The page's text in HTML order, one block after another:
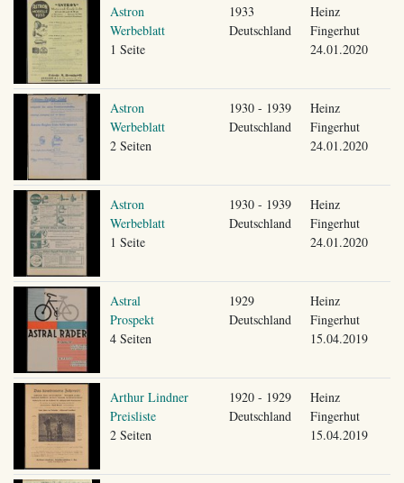
Astron
Werbeblatt
1 Seite
1933
Deutschland
Heinz
Fingerhut
24.01.2020
Astron
Werbeblatt
2 Seiten
1930 - 1939
Deutschland
Heinz
Fingerhut
24.01.2020
Astron
Werbeblatt
1 Seite
1930 - 1939
Deutschland
Heinz
Fingerhut
24.01.2020
Astral
Prospekt
4 Seiten
1929
Deutschland
Heinz
Fingerhut
15.04.2019
Arthur Lindner
Preisliste
2 Seiten
1920 - 1929
Deutschland
Heinz
Fingerhut
15.04.2019